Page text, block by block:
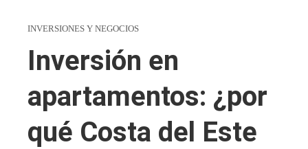
INVERSIONES Y NEGOCIOS
Inversión en
apartamentos: ¿por
qué Costa del Este